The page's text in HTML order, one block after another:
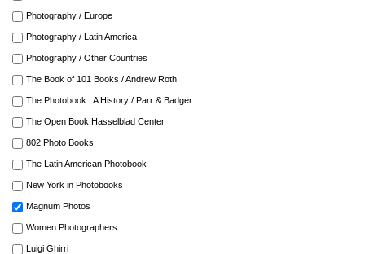
Photography / Europe
Photography / Latin America
Photography / Other Countries
The Book of 101 Books / Andrew Roth
The Photobook : A History / Parr & Badger
The Open Book Hasselblad Center
802 Photo Books
The Latin American Photobook
New York in Photobooks
Magnum Photos
Women Photographers
Luigi Ghirri